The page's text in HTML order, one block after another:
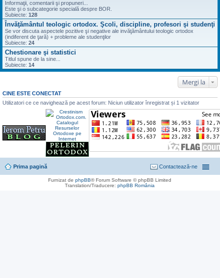
Informaţii, comentarii şi propuneri...
Este şi o subcategorie specială despre BOR.
Subiecte: 128
Învăţământul teologic ortodox. Şcoli, discipline, profesori şi studenţi
Se vor discuta aspectele pozitive şi negative ale invăţământului teologic ortodox
(indiferent de ţară) + probleme ale studenţilor
Subiecte: 24
Chestionare şi statistici
Titlul spune de la sine...
Subiecte: 14
Mergi la
CINE ESTE CONECTAT
Utilizatori ce ce navighează pe acest forum: Niciun utilizator înregistrat și 1 vizitator
Prima pagină Contactează-ne
Furnizat dephpBB® Forum Software © phpBB Limited
Translation/Traducere:phpBB România